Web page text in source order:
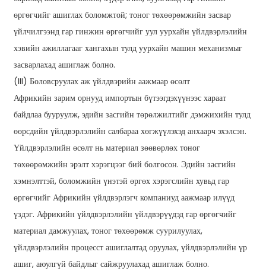
өргөгчийг ашиглах боломжтой; тоног төхөөрөмжийн засвар
үйлчилгээнд гар гинжин өргөгчийг уул уурхайн үйлдвэрлэлийн
хэвийн ажиллагааг хангахын тулд уурхайн машин механизмыг
засварлахад ашиглаж болно.
(III) Боловсруулах аж үйлдвэрийн аажмаар өсөлт
Африкийн зарим орнууд импортын бүтээгдэхүүнээс хараат
байдлаа бууруулж, эдийн засгийн төрөлжилтийг дэмжихийн тулд
өөрсдийн үйлдвэрлэлийн салбараа хөгжүүлэхэд анхаарч эхэлсэн.
Үйлдвэрлэлийн өсөлт нь материал зөөвөрлөх тоног
төхөөрөмжийн эрэлт хэрэгцээг бий болгосон. Эдийн засгийн
хэмнэлттэй, боломжийн үнэтэй өргөх хэрэгслийн хувьд гар
өргөгчийг Африкийн үйлдвэрлэгч компаниуд аажмаар илүүд
үздэг. Африкийн үйлдвэрлэлийн үйлдвэрүүдэд гар өргөгчийг
материал дамжуулах, тоног төхөөрөмж суурилуулах,
үйлдвэрлэлийн процесст ашиглалтад оруулах, үйлдвэрлэлийн үр
ашиг, аюулгүй байдлыг сайжруулахад ашиглаж болно.